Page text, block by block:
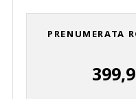
PRENUMERATA